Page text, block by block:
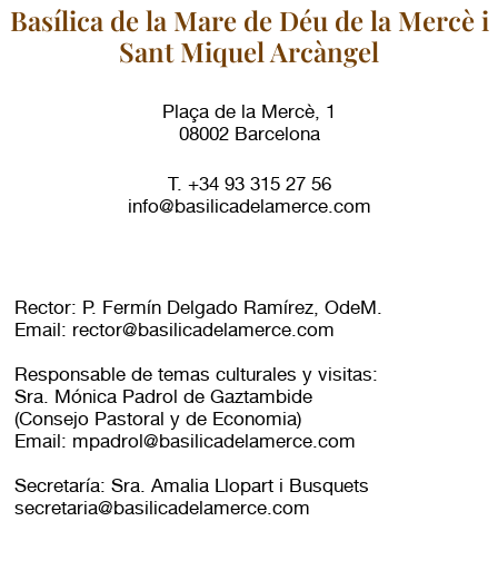
Basílica de la Mare de Déu de la Mercè i
Sant Miquel Arcàngel
Plaça de la Mercè, 1
08002 Barcelona
T. +34 93 315 27 56
info@basilicadelamerce.com
Rector: P. Fermín Delgado Ramírez, OdeM.
Email: rector@basilicadelamerce.com
Responsable de temas culturales y visitas:
Sra. Mónica Padrol de Gaztambide
(Consejo Pastoral y de Economia)
Email: mpadrol@basilicadelamerce.com
Secretaría: Sra. Amalia Llopart i Busquets
secretaria@basilicadelamerce.com